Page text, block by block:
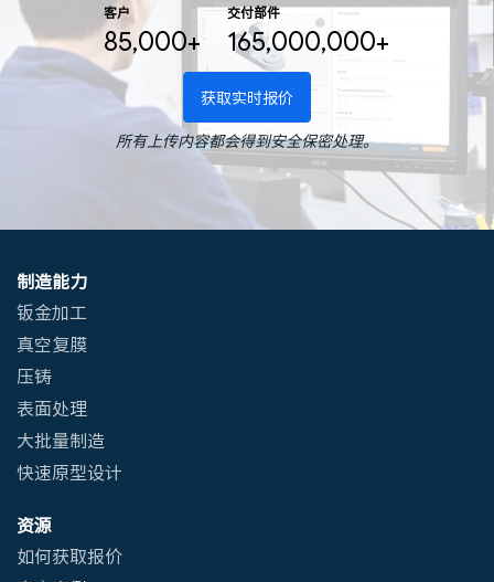
客户
85,000+
交付部件
165,000,000+
获取实时报价
所有上传内容都会得到安全保密处理。
制造能力
钣金加工
真空复膜
压铸
表面处理
大批量制造
快速原型设计
资源
如何获取报价